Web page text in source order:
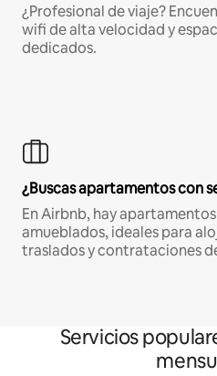
¿Profesional de viaje?
wifi de alta velocidad y
dedicados.
¿Buscas apartamentos con
En Airbnb, hay
amueblados, ideales para
traslados y contrataciones
Servicios